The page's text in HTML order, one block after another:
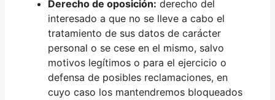
Derecho de oposición: derecho del
interesado a que no se lleve a cabo el
tratamiento de sus datos de carácter
personal o se cese en el mismo, salvo
motivos legítimos o para el ejercicio o
defensa de posibles reclamaciones, en
cuyo caso los mantendremos bloqueados